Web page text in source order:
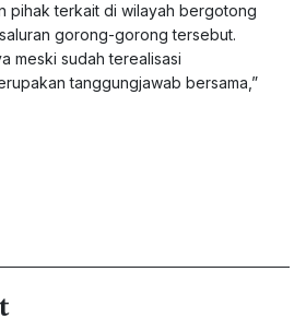
pihak terkait di wilayah bergotong
gorong-gorong tersebut.
meski sudah terealisasi
tanggungjawab bersama,”